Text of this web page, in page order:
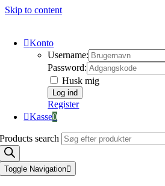
Skip to content
Konto
Username:
Password:
Husk mig
Register
Kasse0
Products search
Toggle Navigation